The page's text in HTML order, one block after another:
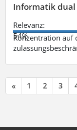
Informatik dual
Relevanz:
54%
Konzentration auf
« 1 2 3